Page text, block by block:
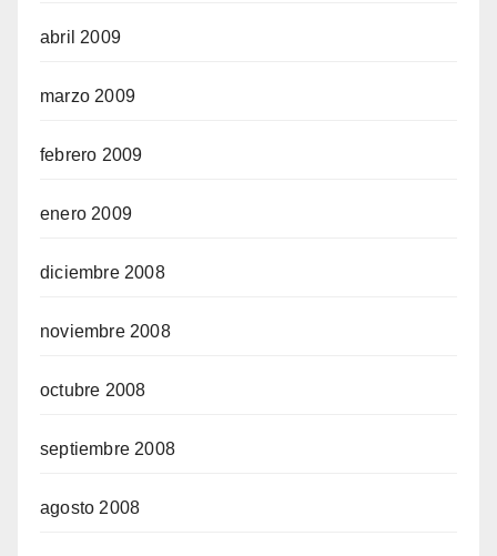
abril 2009
marzo 2009
febrero 2009
enero 2009
diciembre 2008
noviembre 2008
octubre 2008
septiembre 2008
agosto 2008